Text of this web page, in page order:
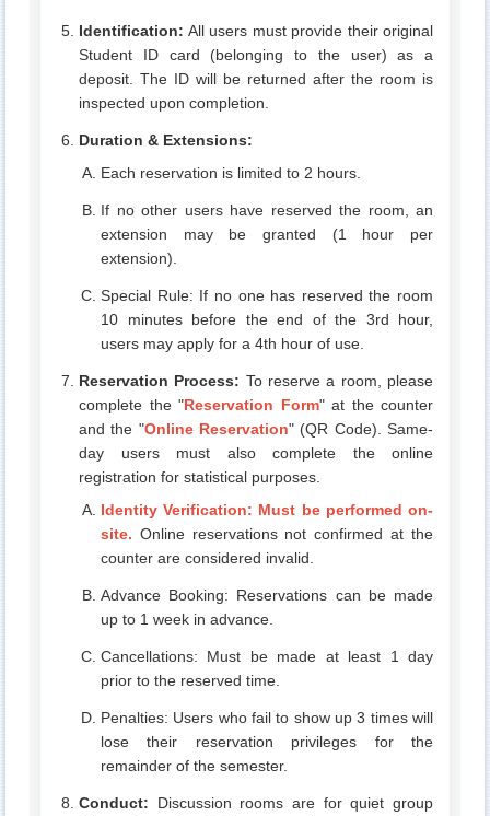
Identification: All users must provide their original
Student ID card (belonging to the user) as a
deposit. The ID will be returned after the room is
inspected upon completion.
Duration & Extensions:
Each reservation is limited to 2 hours.
If no other users have reserved the room, an
extension may be granted (1 hour per
extension).
Special Rule: If no one has reserved the room
10 minutes before the end of the 3rd hour,
users may apply for a 4th hour of use.
Reservation Process: To reserve a room, please
complete the "Reservation Form" at the counter
and the "Online Reservation" (QR Code). Same-
day users must also complete the online
registration for statistical purposes.
Identity Verification: Must be performed on-
site. Online reservations not confirmed at the
counter are considered invalid.
Advance Booking: Reservations can be made
up to 1 week in advance.
Cancellations: Must be made at least 1 day
prior to the reserved time.
Penalties: Users who fail to show up 3 times will
lose their reservation privileges for the
remainder of the semester.
Conduct: Discussion rooms are for quiet group